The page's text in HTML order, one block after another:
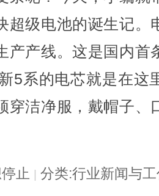
超级电池的诞生记。
产产线。这是国内首
5系的电芯就是在这
穿洁净服，戴帽子、
止 | 分类:行业新闻与